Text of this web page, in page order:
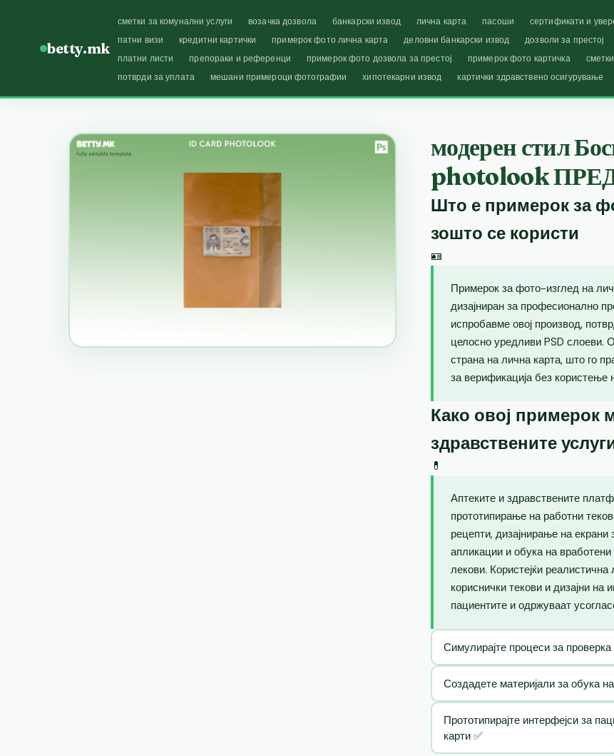
betty.mk
сметки за комунални услуги возачка дозвола банкарски извод лична карта пасоши сертификати и
патни визи
кредитни картички примерок фото лична карта деловни банкарски извод дозволи за престој
платни листи
препораки и референци примерок фото дозвола за престој примерок фото картичка
потврди за уплата
мешани примероци фотографии хипотекарни извод картички здравствено осигурување
модерен стил
photolook
Што е примерок за
зошто се користи
🪪
Примерок за фото-изглед на
дизајниран за професионално
испробавме овој производ,
целосно уредливи PSD слоеви.
страна на лична карта, што го
за верификација без користење
Како овој примерок
здравствените
💊
Аптеките и здравствените
прототипирање на работни
рецепти, дизајнирање на
апликации и обука на
лекови. Користејќи
кориснички текови и дизајни на
пациентите и одржуваат
Симулирајте процеси за
Создадете материјали за обука
Прототипирајте интерфејси за
карти ✅